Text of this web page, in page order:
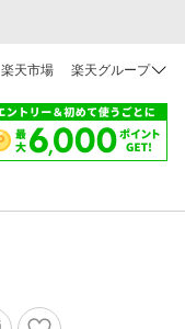
楽天市場 楽天グループ